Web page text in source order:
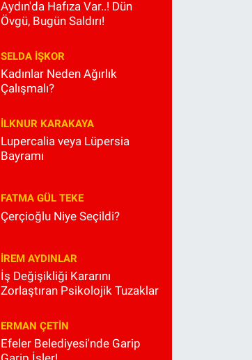
Aydın'da Hafıza Var..! Dün
Övgü, Bugün Saldırı!
SELDA İŞKOR
Kadınlar Neden Ağırlık
Çalışmalı?
İLKNUR KARAKAYA
Lupercalia veya Lüpersia
Bayramı
FATMA GÜL TEKE
Çerçioğlu Niye Seçildi?
İREM AYDINLAR
İş Değişikliği Kararını
Zorlaştıran Psikolojik Tuzaklar
ERMAN ÇETIN
Efeler Belediyesi'nde Garip